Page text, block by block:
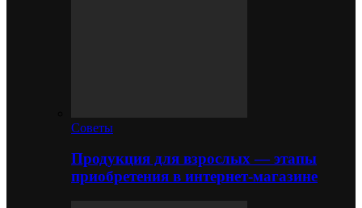
Советы
Продукция для взрослых — этапы
приобретения в интернет-магазине